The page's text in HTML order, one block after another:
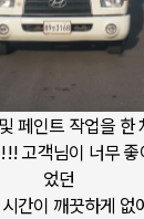
페인트 작업을 한
고객님이 너무
었던
간이 깨끗하게 없